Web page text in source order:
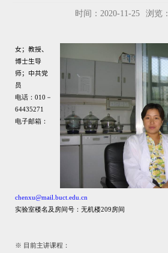
时间：2020-11-25 浏览：
女；教授、
博士生导
师； 中共党
员
电话： 010 －
64435271
电子邮箱：
chenxu@mail.buct.edu.cn
实验室楼名及房间号：无机楼209房间
※ 目前主讲课程：